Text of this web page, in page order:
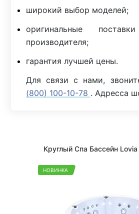
широкий выбор моделей;
оригинальные
производителя;
гарантия лучшей цены.
Для связи с нами,
(800) 100-10-78 . Адресса
Круглый Спа Бассейн
НОВИНКА